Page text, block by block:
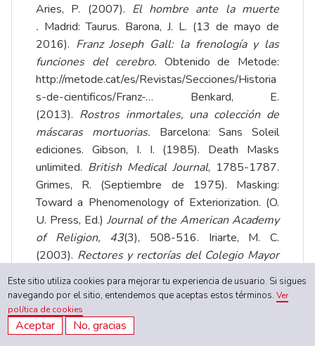
Aries, P. (2007). El hombre ante la muerte
. Madrid: Taurus. Barona, J. L. (13 de mayo de
2016). Franz Joseph Gall: la frenología y las
funciones del cerebro. Obtenido de Metode:
http://metode.cat/es/Revistas/Secciones/Historia
s-de-cientificos/Franz-… Benkard, E.
(2013). Rostros inmortales, una colección de
máscaras mortuorias. Barcelona: Sans Soleil
ediciones. Gibson, I. I. (1985). Death Masks
unlimited. British Medical Journal, 1785-1787.
Grimes, R. (Septiembre de 1975). Masking:
Toward a Phenomenology of Exteriorization. (O.
U. Press, Ed.) Journal of the American Academy
of Religion, 43(3), 508-516. Iriarte, M. C.
(2003). Rectores y rectorías del Colegio Mayor
Colombiana de Historia. Ysabeau, A. (s. f.
).Lavater et Gall. Physiognomonie et
phrénologie rendues intelligibles pour tout le
Este sitio utiliza cookies para mejorar tu experiencia de usuario. Si sigues
navegando por el sitio, entendemos que aceptas estos términos.Ver
política de cookies
Aceptar No, gracias